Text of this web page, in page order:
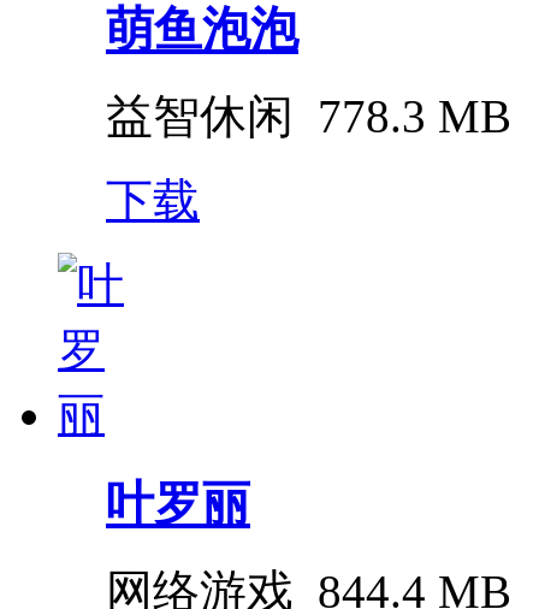
萌鱼泡泡
益智休闲 778.3 MB
下载
叶罗丽
网络游戏 844.4 MB